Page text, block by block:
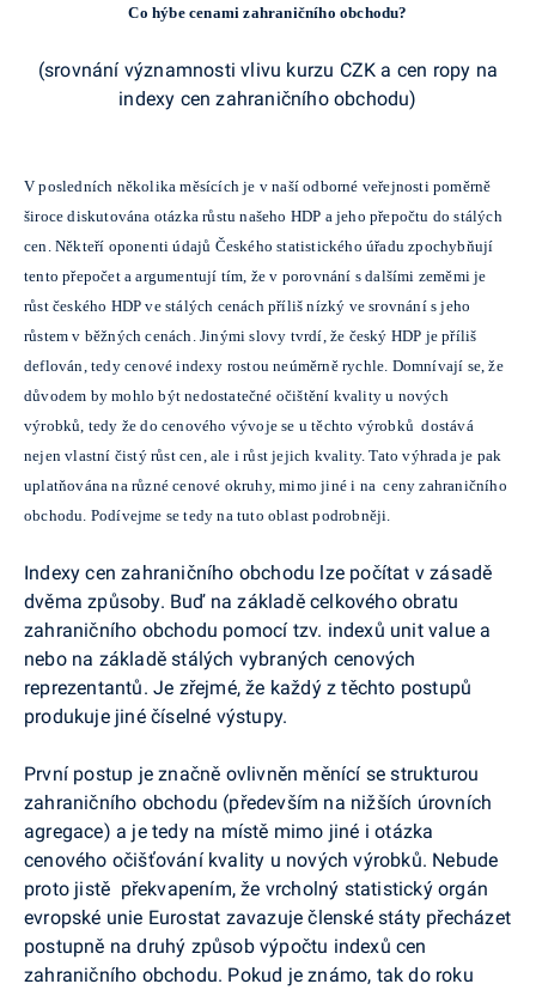
Co hýbe cenami zahraničního obchodu?
(srovnání významnosti vlivu kurzu CZK a cen ropy na
indexy cen zahraničního obchodu)
V posledních několika měsících je v naší odborné veřejnosti poměrně
široce diskutována otázka růstu našeho HDP a jeho přepočtu do stálých
cen. Někteří oponenti údajů Českého statistického úřadu zpochybňují
tento přepočet a argumentují tím, že v porovnání s dalšími zeměmi je
růst českého HDP ve stálých cenách příliš nízký ve srovnání s jeho
růstem v běžných cenách. Jinými slovy tvrdí, že český HDP je příliš
deflován, tedy cenové indexy rostou neúměrně rychle. Domnívají se, že
důvodem by mohlo být nedostatečné očištění kvality u nových
výrobků, tedy že do cenového vývoje se u těchto výrobků dostává
nejen vlastní čistý růst cen, ale i růst jejich kvality. Tato výhrada je pak
uplatňována na různé cenové okruhy, mimo jiné i na ceny zahraničního
obchodu. Podívejme se tedy na tuto oblast podrobněji.
Indexy cen zahraničního obchodu lze počítat v zásadě
dvěma způsoby. Buď na základě celkového obratu
zahraničního obchodu pomocí tzv. indexů unit value a
nebo na základě stálých vybraných cenových
reprezentantů. Je zřejmé, že každý z těchto postupů
produkuje jiné číselné výstupy.
První postup je značně ovlivněn měnící se strukturou
zahraničního obchodu (především na nižších úrovních
agregace) a je tedy na místě mimo jiné i otázka
cenového očišťování kvality u nových výrobků. Nebude
proto jistě překvapením, že vrcholný statistický orgán
evropské unie Eurostat zavazuje členské státy přecházet
postupně na druhý způsob výpočtu indexů cen
zahraničního obchodu. Pokud je známo, tak do roku